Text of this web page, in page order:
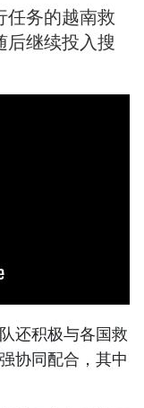
任务的越南救
后继续投入搜
还积极与各国救
协同配合，其中